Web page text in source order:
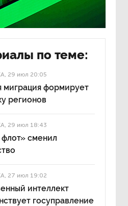
по теме:
, 29 июл 20:05
миграция формирует
регионов
, 29 июл 18:43
флот» сменил
, 27 июл 19:02
интеллект
госуправление